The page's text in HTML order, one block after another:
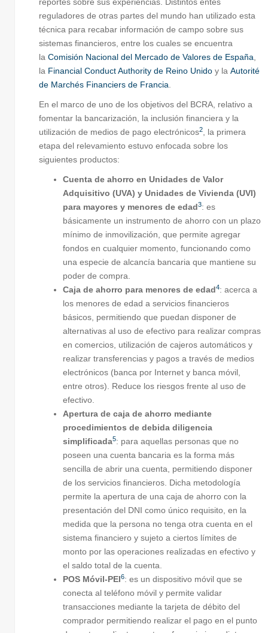
reguladores de otras partes del mundo han utilizado esta
técnica para recabar información de campo sobre sus
sistemas financieros, entre los cuales se encuentra
la Comisión Nacional del Mercado de Valores de España
la Financial Conduct Authority de Reino Unido y la Autorité
de Marchés Financiers de Francia
En el marco de uno de los objetivos del BCRA, relativo a
fomentar la bancarización, la inclusión financiera y la
utilización de medios de pago electrónicos2
, la primera
etapa del relevamiento estuvo enfocada sobre los
siguientes productos:
Cuenta de ahorro en Unidades de Valor
Adquisitivo (UVA) y Unidades de Vivienda (UVI)
para mayores y menores de edad3: es
básicamente un instrumento de ahorro con un plazo
mínimo de inmovilización, que permite agregar
fondos en cualquier momento, funcionando como
una especie de alcancía bancaria que mantiene su
poder de compra.
Caja de ahorro para menores de edad4: acerca a
los menores de edad a servicios financieros
básicos, permitiendo que puedan disponer de
alternativas al uso de efectivo para realizar compras
en comercios, utilización de cajeros automáticos y
realizar transferencias y pagos a través de medios
electrónicos (banca por Internet y banca móvil,
entre otros). Reduce los riesgos frente al uso de
efectivo.
Apertura de caja de ahorro mediante
procedimientos de debida diligencia
simplificada5: para aquellas personas que no
poseen una cuenta bancaria es la forma más
sencilla de abrir una cuenta, permitiendo disponer
de los servicios financieros. Dicha metodología
permite la apertura de una caja de ahorro con la
presentación del DNI como único requisito, en la
medida que la persona no tenga otra cuenta en el
sistema financiero y sujeto a ciertos límites de
monto por las operaciones realizadas en efectivo y
el saldo total de la cuenta.
POS Móvil-PEI6: es un dispositivo móvil que se
conecta al teléfono móvil y permite validar
transacciones mediante la tarjeta de débito del
comprador permitiendo realizar el pago en el punto